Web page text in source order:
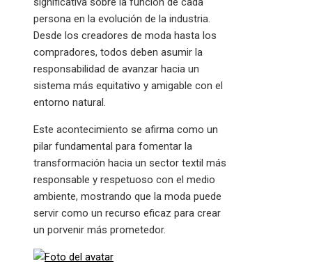
persona en la evolución de la industria.
Desde los creadores de moda hasta los
compradores, todos deben asumir la
responsabilidad de avanzar hacia un
sistema más equitativo y amigable con el
entorno natural.
Este acontecimiento se afirma como un
pilar fundamental para fomentar la
transformación hacia un sector textil más
responsable y respetuoso con el medio
ambiente, mostrando que la moda puede
servir como un recurso eficaz para crear
un porvenir más prometedor.